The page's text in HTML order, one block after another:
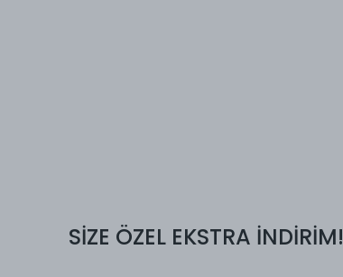
SİZE ÖZEL EKSTRA İNDİRİM!